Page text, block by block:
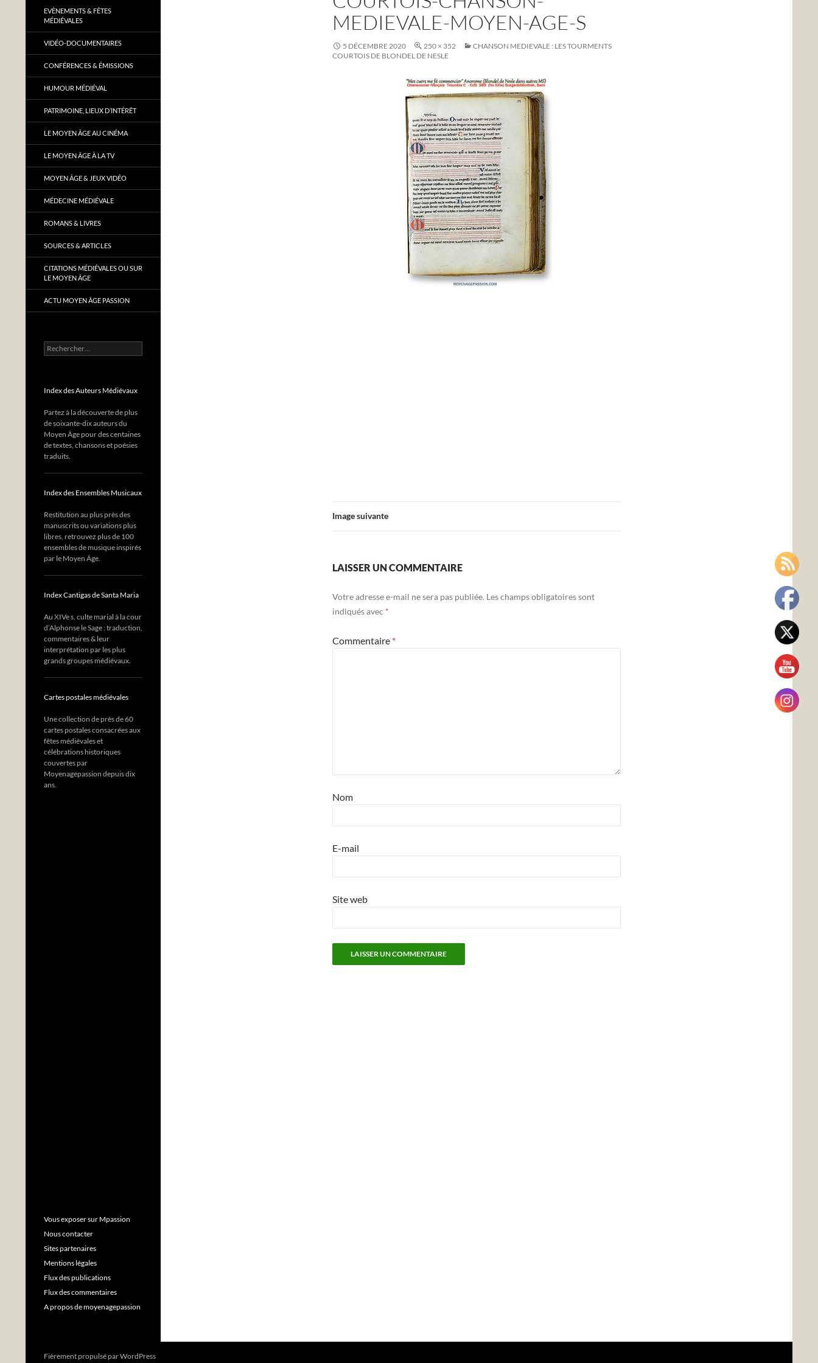
MEDIEVALE-MOYEN-AGE-S
5 DÉCEMBRE 2020 250 × 352
CHANSON MEDIEVALE : LES TOURMENTS
COURTOIS DE BLONDEL DE NESLE
Image suivante
LAISSER UN COMMENTAIRE
Votre adresse e-mail ne sera pas publiée. Les champs obligatoires sont
indiqués avec *
Commentaire *
Nom
E-mail
Site web
EVÈNEMENTS & FÊTES
MÉDIÉVALES
VIDÉO-DOCUMENTAIRES
CONFÉRENCES & ÉMISSIONS
HUMOUR MÉDIÉVAL
PATRIMOINE, LIEUX D’INTÉRÊT
LE MOYEN ÂGE AU CINÉMA
LE MOYEN ÂGE À LA TV
MOYEN ÂGE & JEUX VIDÉO
MÉDECINE MÉDIÉVALE
ROMANS & LIVRES
SOURCES & ARTICLES
CITATIONS MÉDIÉVALES OU SUR
LE MOYEN ÂGE
ACTU MOYEN ÂGE PASSION
Rechercher :
Index des Auteurs Médiévaux
Partez à la découverte de plus
de soixante-dix auteurs du
Moyen Âge pour des centaines
de textes, chansons et poésies
traduits.
Index des Ensembles Musicaux
Restitution au plus près des
manuscrits ou variations plus
libres, retrouvez plus de 100
ensembles de musique inspirés
par le Moyen Âge.
Index Cantigas de Santa Maria
Au XIVe s, culte marial à la cour
d’Alphonse le Sage : traduction,
commentaires & leur
interprétation par les plus
grands groupes médiévaux.
Cartes postales médiévales
Une collection de près de 60
cartes postales consacrées aux
fêtes médiévales et
célébrations historiques
couvertes par
Moyenagepassion depuis dix
ans.
Vous exposer sur Mpassion
Nous contacter
Sites partenaires
Mentions légales
Flux des publications
Flux des commentaires
A propos de moyenagepassion
Fièrement propulsé par WordPress